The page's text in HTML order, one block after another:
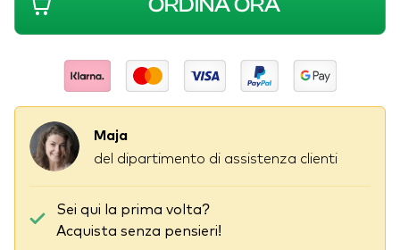
Maja
del dipartimento di assistenza clienti
Sei qui la prima volta?
Acquista senza pensieri!